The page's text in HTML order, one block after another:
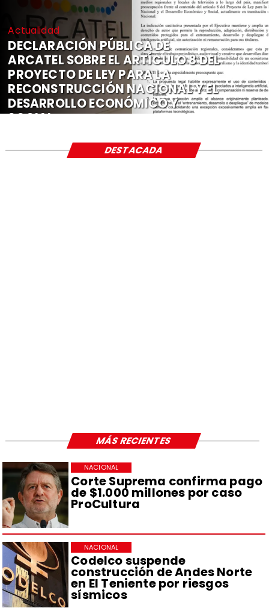
Actualidad
DECLARACIÓN PÚBLICA DE
ARCATEL SOBRE EL ARTÍCULO 8 DEL
PROYECTO DE LEY PARA LA
RECONSTRUCCIÓN NACIONAL Y EL
DESARROLLO ECONÓMICO Y
SOCIAL
Corte Suprema confirma pago
de $1.000 millones por caso
ProCultura
NACIONAL
Codelco suspende
construcción de Andes Norte
en El Teniente por riesgos
sísmicos
NACIONAL
DESTACADA
MÁS RECIENTES